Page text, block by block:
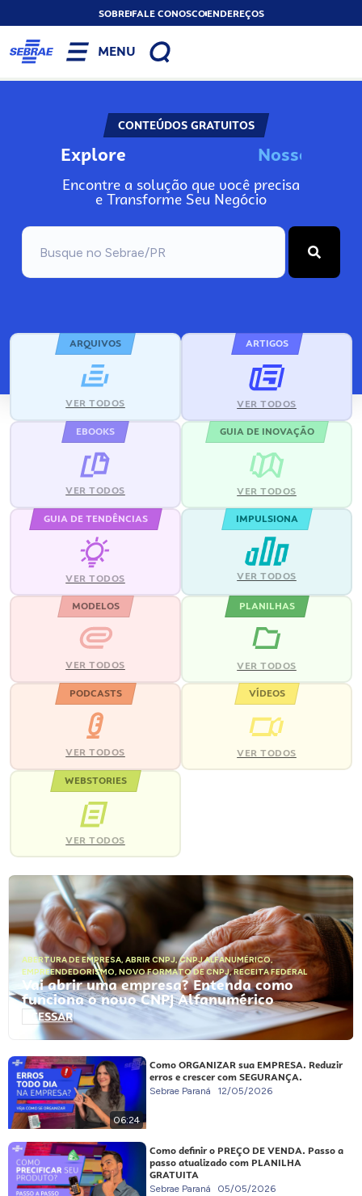
SOBREFALE CONOSCOENDEREÇOS
MENU
CONTEÚDOS GRATUITOS
Explore No
Encontre a solução que você precisa
e Transforme Seu Negócio
ARQUIVOS
VER TODOS
ARTIGOS
VER TODOS
EBOOKS
VER TODOS
GUIA DE INOVAÇÃO
VER TODOS
GUIA DE TENDÊNCIAS
VER TODOS
IMPULSIONA
VER TODOS
MODELOS
VER TODOS
PLANILHAS
VER TODOS
PODCASTS
VER TODOS
VÍDEOS
VER TODOS
WEBSTORIES
VER TODOS
ABERTURA DE EMPRESA, ABRIR CNPJ,CNPJ ALFANUMÉRICO,
EMPREENDEDORISMO, NOVO FORMATO DE CNPJ,RECEITA FEDERAL
Vai abrir uma empresa? Entenda como
funciona o novo CNPJ Alfanumérico
ACESSAR
06:24
Como ORGANIZAR sua EMPRESA. Reduzir
erros e crescer com SEGURANÇA.
Sebrae Paraná 12/05/2026
Como definir o PREÇO DE VENDA. Passo a
passo atualizado com PLANILHA
GRATUITA
Sebrae Paraná 05/05/2026